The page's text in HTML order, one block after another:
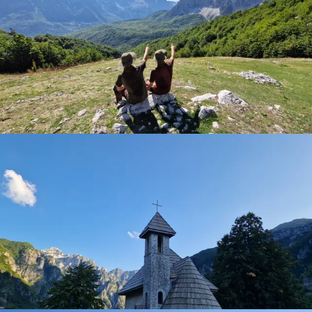
around the fire in the evenings and play games. The boys
even brought corn for popcorn and fairy lights for extra
ambiance. It was my birthday during the trip, and they even
brought flags to hang up. So thoughtful! In short: this is an
experience you don't want to miss. Everything is incredibly
well-organized, and even if you've never done this before,
it's a great opportunity to experience this adventure!
me it was the first time laying in a hammock, but I do think it
is more comfortable than the usual tent + small mat. The
guides (2 brothers) were able to guide us through the trip
with a positive mindset, witty jokes and interesting facts.
All in all, amazing trip. A true recommendation for both new
hikers as well as experienced hikers who want to try out
hammocking. 5/5 would go again!